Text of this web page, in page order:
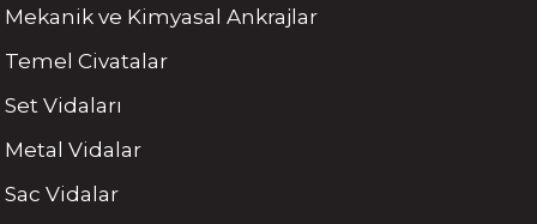
Mekanik ve Kimyasal Ankrajlar
Temel Civatalar
Set Vidaları
Metal Vidalar
Sac Vidalar